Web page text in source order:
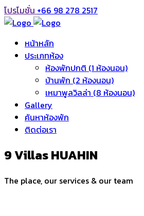
โปรโมชั่น +66 98 278 2517
หน้าหลัก
ประเภทห้อง
ห้องพักปกติ (1 ห้องนอน)
บ้านพัก (2 ห้องนอน)
เหมาพูลวิลล่า (8 ห้องนอน)
Gallery
ค้นหาห้องพัก
ติดต่อเรา
9 Villas HUAHIN
The place, our services & our team